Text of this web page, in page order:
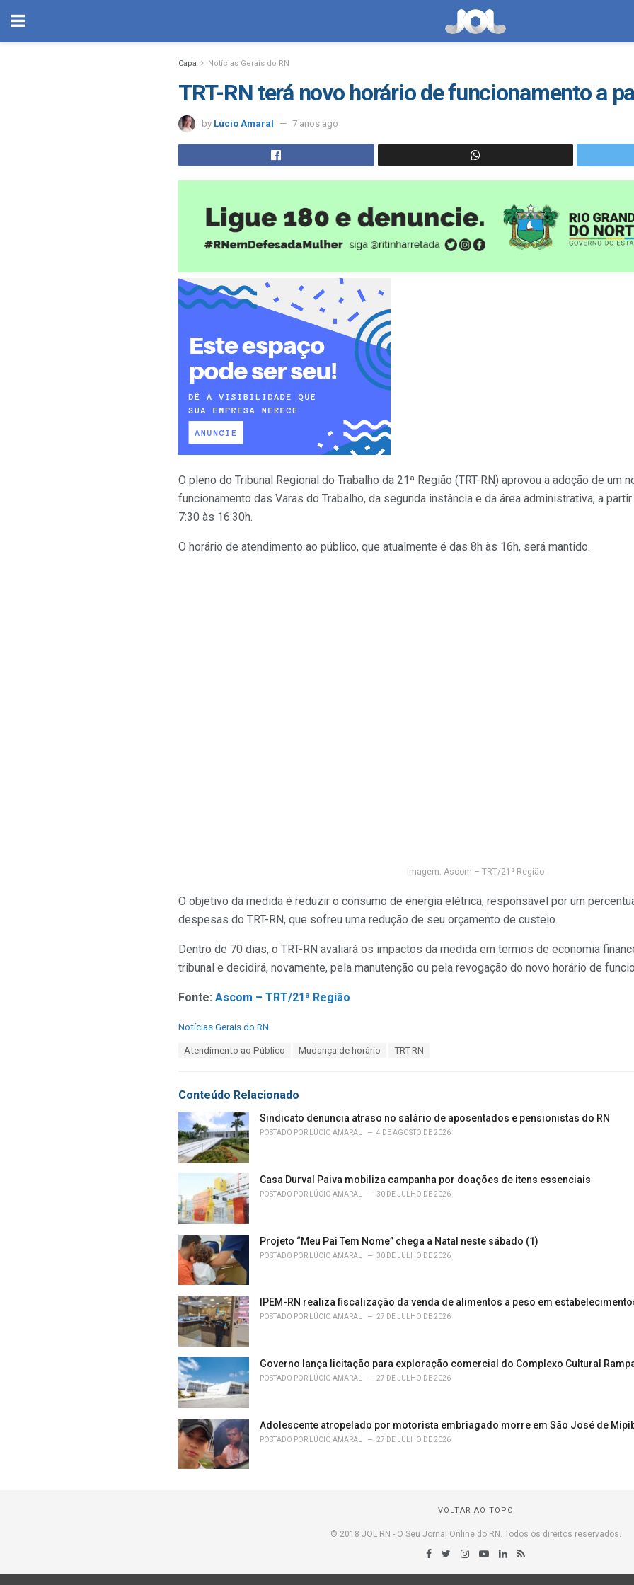
Capa Notícias Gerais do RN
TRT-RN terá novo horário de funcionamento a
by Lúcio Amaral 7 anos ago
O pleno do Tribunal Regional do Trabalho da 21ª Região (TRT-RN) aprovou a adoção de um
funcionamento das Varas do Trabalho, da segunda instância e da área administrativa, a
7:30 às 16:30h.
O horário de atendimento ao público, que atualmente é das 8h às 16h, será mantido.
Imagem: Ascom – TRT/21ª Região
O objetivo da medida é reduzir o consumo de energia elétrica, responsável por um
despesas do TRT-RN, que sofreu uma redução de seu orçamento de custeio.
Dentro de 70 dias, o TRT-RN avaliará os impactos da medida em termos de economia
tribunal e decidirá, novamente, pela manutenção ou pela revogação do novo horário de
Fonte: Ascom – TRT/21ª Região
C
o
r
i
e
s
:
Notícias Gerais do RN
:
Atendimento ao Público Mudança de horário TRT-RN
Conteúdo Relacionado
Sindicato denuncia atraso no salário de aposentados e pensionistas do RN
POSTADO POR LÚCIO AMARAL 4 DE AGOSTO DE 2026
Casa Durval Paiva mobiliza campanha por doações de itens essenciais
POSTADO POR LÚCIO AMARAL 30 DE JULHO DE 2026
Projeto “Meu Pai Tem Nome” chega a Natal neste sábado (1)
POSTADO POR LÚCIO AMARAL 30 DE JULHO DE 2026
IPEM-RN realiza fiscalização da venda de alimentos a peso em
POSTADO POR LÚCIO AMARAL 27 DE JULHO DE 2026
Governo lança licitação para exploração comercial do Complexo Cultural
POSTADO POR LÚCIO AMARAL 27 DE JULHO DE 2026
Adolescente atropelado por motorista embriagado morre em São José de
POSTADO POR LÚCIO AMARAL 27 DE JULHO DE 2026
VOLTAR AO TOPO
© 2018 JOL RN - O Seu Jornal Online do RN. Todos os direitos reservados.